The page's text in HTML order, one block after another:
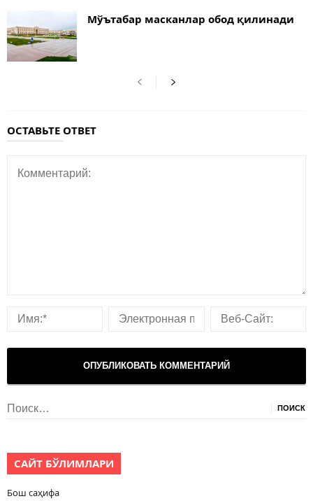
Мўътабар масканлар обод қилинади
ОСТАВЬТЕ ОТВЕТ
Найти:
САЙТ БЎЛИМЛАРИ
Бош саҳифа